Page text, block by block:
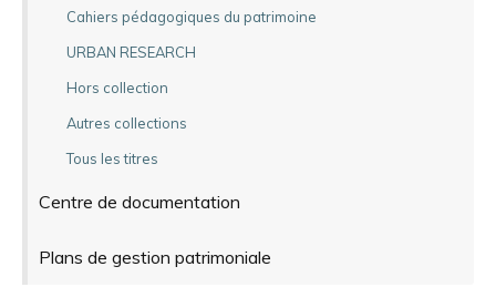
Cahiers pédagogiques du patrimoine
URBAN RESEARCH
Hors collection
Autres collections
Tous les titres
Centre de documentation
Plans de gestion patrimoniale